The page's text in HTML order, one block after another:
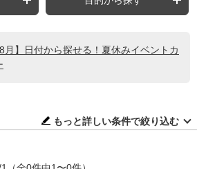
8月】日付から探せる！夏休みイベントカ
もっと詳しい条件で絞り込む